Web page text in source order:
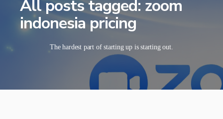
All posts tagged: zoom
indonesia pricing
The hardest part of starting up is starting out.